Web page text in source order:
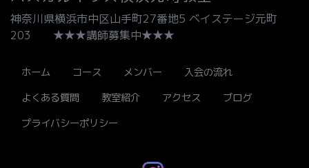
神奈川県横浜市中区山手町27番地5 ベイステージ元町
203 ★★★講師募集中★★★
ホーム コース メンバー
入会の流れ
よくある質問
教室紹介 アクセス
ブログ
プライバシーポリシー